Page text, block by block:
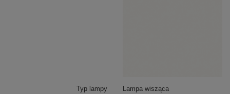
Podsumowanie
Typ lampy Lampa wisząca